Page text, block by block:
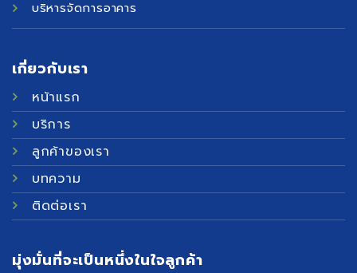
บริหารจัดการอาคาร
เกี่ยวกับเรา
หน้าแรก
บริการ
ลูกค้าของเรา
บทความ
ติดต่อเรา
มุ่งมั่นที่จะเป็นหนึ่งในใจลูกค้า